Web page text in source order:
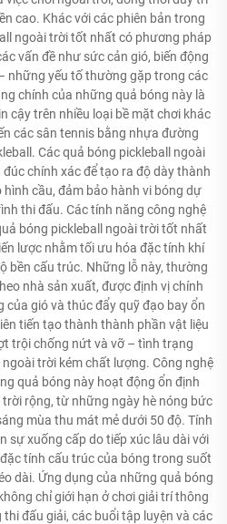
cao. Khác với các phiên bản trong
ngoài trời tốt nhất có phương pháp
vấn đề như sức cản gió, biến động
những yếu tố thường gặp trong các
chính của những quả bóng này là
cậy trên nhiều loại bề mặt chơi khác
các sân tennis bằng nhựa đường
Các quả bóng pickleball ngoài
chính xác để tạo ra độ dày thành
cầu, đảm bảo hành vi bóng dự
thi đấu. Các tính năng công nghệ
bóng pickleball ngoài trời tốt nhất
lược nhằm tối ưu hóa đặc tính khí
bền cấu trúc. Những lỗ này, thường
nhà sản xuất, được định vị chính
của gió và thúc đẩy quỹ đạo bay ổn
tiến tạo thành thành phần vật liệu
trội chống nứt và vỡ – tình trạng
trời kém chất lượng. Công nghệ
quả bóng này hoạt động ổn định
rộng, từ những ngày hè nóng bức
mùa thu mát mẻ dưới 50 độ. Tính
sự xuống cấp do tiếp xúc lâu dài với
tính cấu trúc của bóng trong suốt
dài. Ứng dụng của những quả bóng
chỉ giới hạn ở chơi giải trí thông
đấu giải, các buổi tập luyện và các